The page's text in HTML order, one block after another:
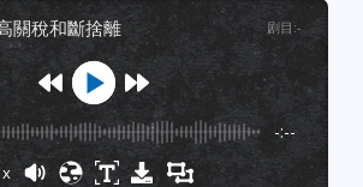
關稅和斷捨離 剧目 :-
-:--